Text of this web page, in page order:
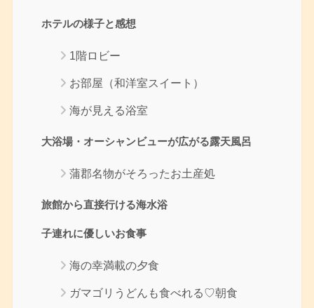
ホテルの様子と感想
1階ロビー
お部屋（和洋室スイート）
海が見える浴室
大浴場・オーシャンビューが広がる露天風呂
蒲郡名物がそろったお土産処
旅館から直接行ける海水浴
子連れに優しいお食事
海の幸満載の夕食
ガマゴリうどんも食べれる♡朝食